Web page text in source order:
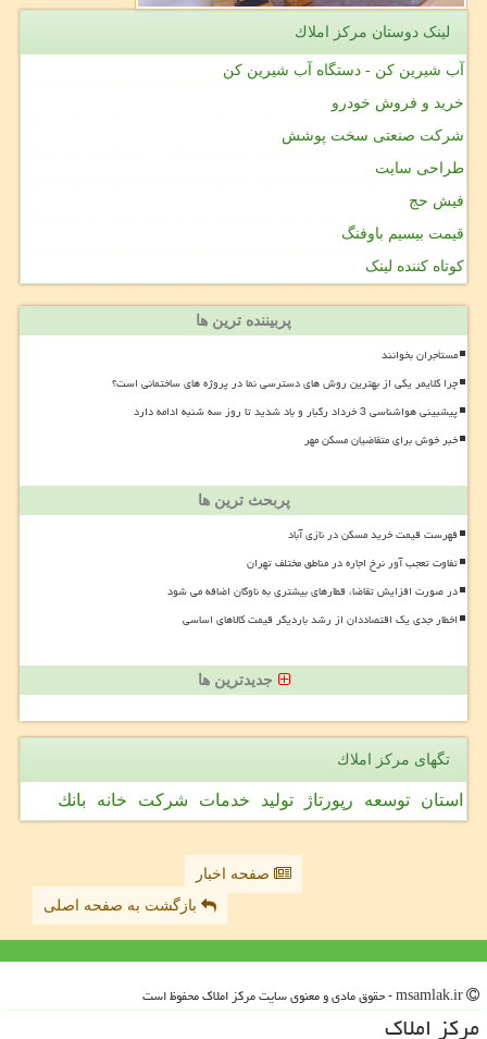
لینک دوستان مركز املاك
آب شیرین کن - دستگاه آب شیرین کن
خرید و فروش خودرو
شرکت صنعتی سخت پوشش
طراحی سایت
فیش حج
قیمت بیسیم باوفنگ
کوتاه کننده لینک
پربیننده ترین ها
مستأجران بخوانند
چرا کلایمر یکی از بهترین روش های دسترسی نما در پروژه های ساختمانی است؟
پیشبینی هواشناسی 3 خرداد رگبار و باد شدید تا روز سه شنبه ادامه دارد
خبر خوش برای متقاضیان مسکن مهر
پربحث ترین ها
فهرست قیمت خرید مسکن در نازی آباد
تفاوت تعجب آور نرخ اجاره در مناطق مختلف تهران
در صورت افزایش تقاضا، قطارهای بیشتری به ناوگان اضافه می شود
اخطار جدی یک اقتصاددان از رشد باردیگر قیمت کالاهای اساسی
جدیدترین ها
تگهای مركز املاك
استان توسعه رپورتاژ تولید خدمات شركت خانه بانك
صفحه اخبار
بازگشت به صفحه اصلی
مركز املاك